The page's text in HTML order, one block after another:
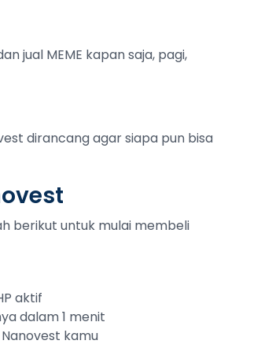
jual MEME kapan saja, pagi,
dirancang agar siapa pun bisa
berikut untuk mulai membeli
aktif
dalam 1 menit
kamu